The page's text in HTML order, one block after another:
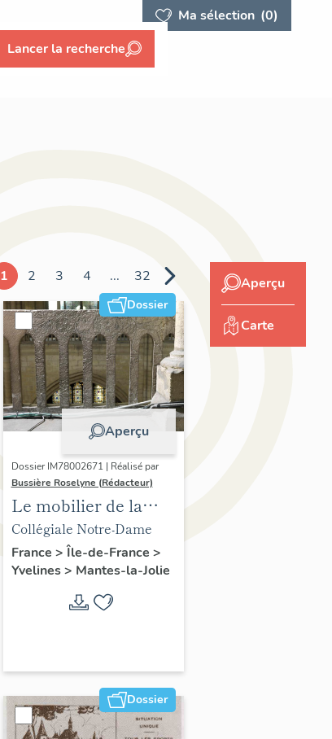
Ma sélection (0)
Lancer la recherche
1 2 3 4 ... 32
Dossier
Aperçu
Dossier IM78002671 | Réalisé par
Bussière Roselyne (Rédacteur)
Le mobilier de la
collégiale
Collégiale Notre-Dame
France > Île-de-France >
Yvelines> Mantes-la-Jolie
Dossier
Aperçu
Carte